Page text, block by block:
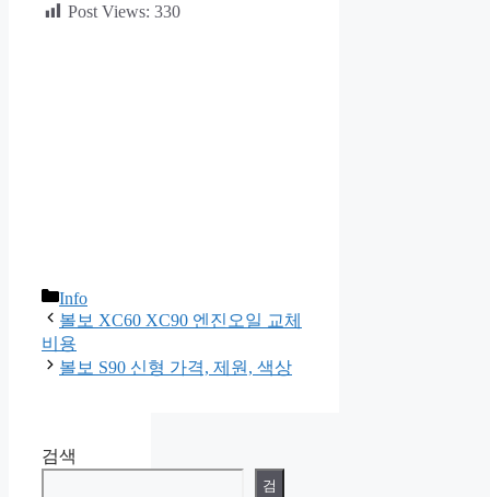
Post Views: 330
카
테
고
리
Info
볼보 XC60 XC90 엔진오일 교체
비용
볼보 S90 신형 가격, 제원, 색상
검색
검